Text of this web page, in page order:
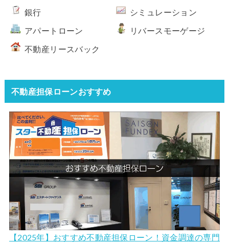
銀行 シミュレーション
アパートローン リバースモーゲージ
不動産リースバック
不動産担保ローンおすすめ
【2025年】おすすめ不動産担保ローン！資金調達の専門